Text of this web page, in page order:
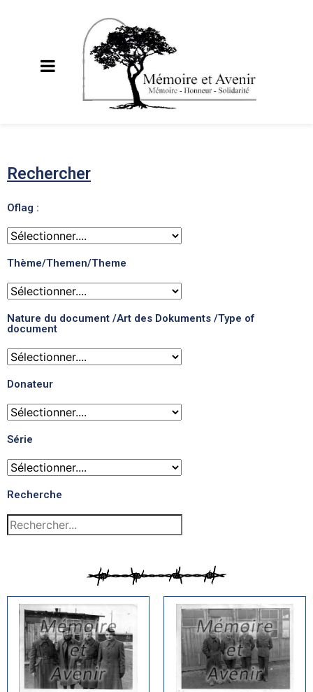
Rechercher
Oflag :
Thème/Themen/Theme
Nature du document /Art des Dokuments /Type of
document
Donateur
Série
Recherche